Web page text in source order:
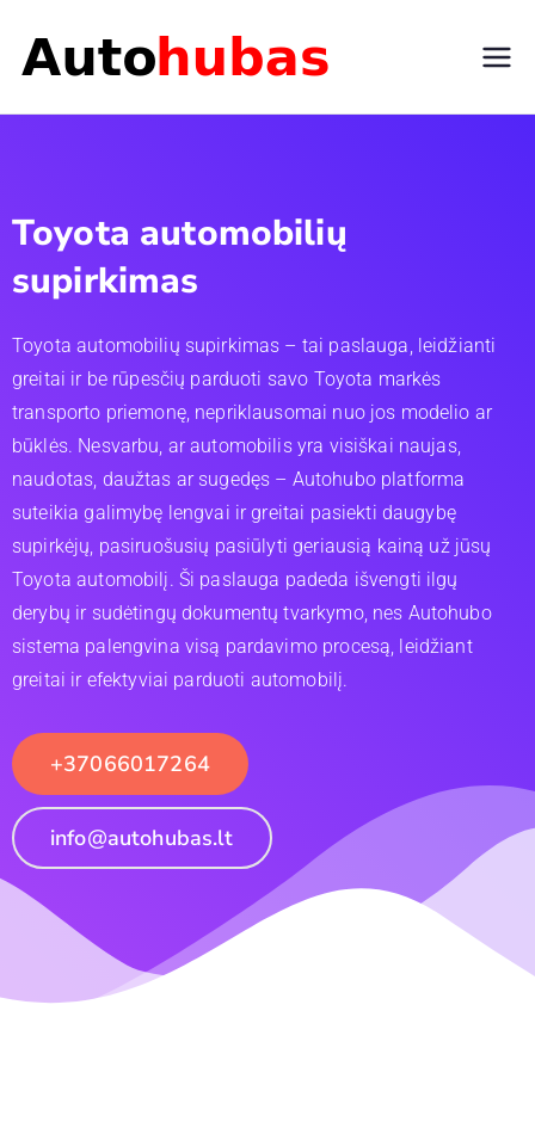
Automo
supirki
Autohu
bas.lt
Toyota automobilių
supirkimas
Toyota automobilių supirkimas – tai paslauga, leidžianti
greitai ir be rūpesčių parduoti savo Toyota markės
transporto priemonę, nepriklausomai nuo jos modelio ar
būklės. Nesvarbu, ar automobilis yra visiškai naujas,
naudotas, daužtas ar sugedęs – Autohubo platforma
suteikia galimybę lengvai ir greitai pasiekti daugybę
supirkėjų, pasiruošusių pasiūlyti geriausią kainą už jūsų
Toyota automobilį. Ši paslauga padeda išvengti ilgų
derybų ir sudėtingų dokumentų tvarkymo, nes Autohubo
sistema palengvina visą pardavimo procesą, leidžiant
greitai ir efektyviai parduoti automobilį.
+37066017264
info@autohubas.lt